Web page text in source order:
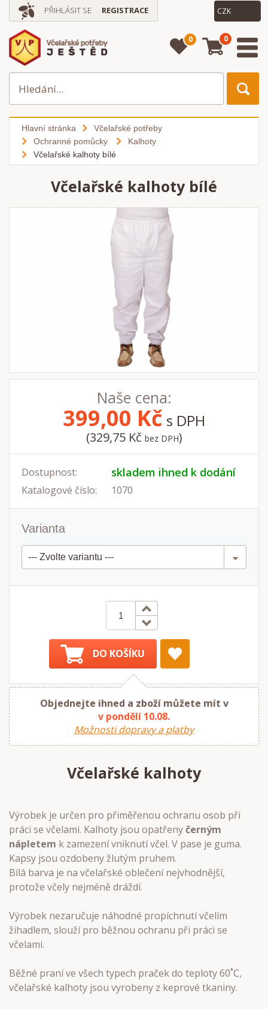
PŘIHLÁSIT SE REGISTRACE
0 0
Hlavní stránka
Včelařské potřeby
Ochranné pomůcky
Kalhoty
Včelařské kalhoty bílé
Včelařské kalhoty bílé
Naše cena:
399,00 Kč s DPH
(329,75 Kč bez DPH)
Dostupnost: skladem ihned k dodání
Katalogové číslo: 1070
Varianta
DO KOŠÍKU
Objednejte ihned a zboží můžete mít v
v pondělí 10.08.
Možnosti dopravy a platby
Včelařské kalhoty
Výrobek je určen pro přiměřenou ochranu osob při
práci se včelami. Kalhoty jsou opatřenyčerným
nápletem k zamezení vniknutí včel. V pase je guma.
Kapsy jsou ozdobeny žlutým pruhem.
Bílá barva je na včelařské oblečení nejvhodnější,
protože včely nejméně dráždí.
Výrobek nezaručuje náhodné propíchnutí včelím
žihadlem, slouží pro běžnou ochranu při práci se
včelami.
Běžné praní ve všech typech praček do teploty 60˚C,
včelařské kalhoty jsou vyrobeny z keprové tkaniny.